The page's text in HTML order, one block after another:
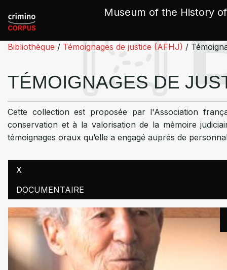
Museum of the History
Bibliothèque / Témoignages de justice (AFHJ) /
TÉMOIGNAGES DE
Cette collection est proposée par l'Association
conservation et à la valorisation de la mémoire
témoignages oraux qu’elle a engagé auprès de
X
DOCUMENTAIRE
Cookies management panel